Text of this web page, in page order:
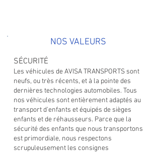
NOS VALEURS
SÉCURITÉ
Les véhicules de AVISA TRANSPORTS sont
neufs, ou très récents, et à la pointe des
dernières technologies automobiles. Tous
nos véhicules sont entièrement adaptés au
transport d'enfants et équipés de sièges
enfants et de réhausseurs. Parce que la
sécurité des enfants que nous transportons
est primordiale, nous respectons
scrupuleusement les consignes